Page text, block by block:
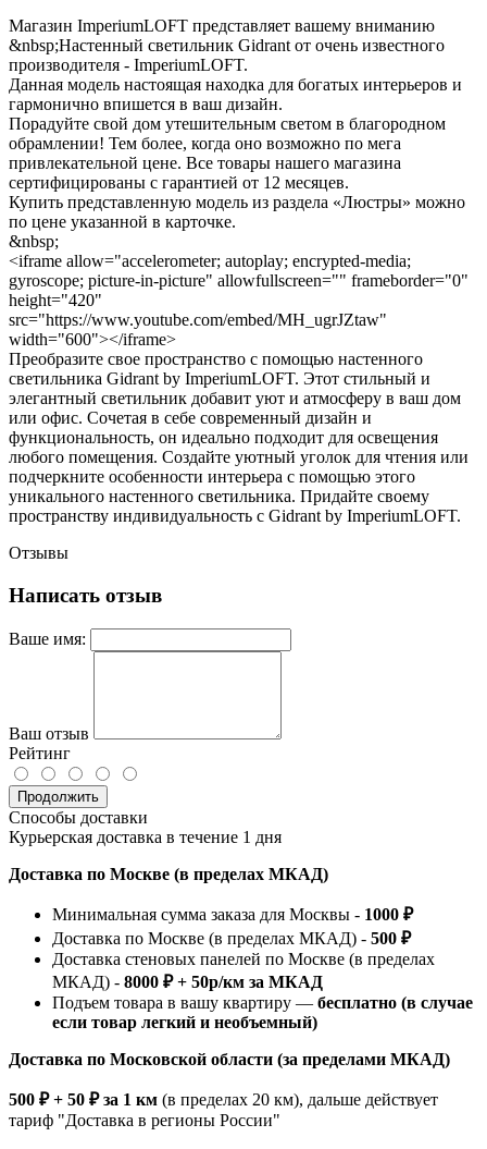
Магазин ImperiumLOFT представляет вашему вниманию
&nbsp;Настенный светильник Gidrant от очень известного
производителя - ImperiumLOFT.
Данная модель настоящая находка для богатых интерьеров и
гармонично впишется в ваш дизайн.
Порадуйте свой дом утешительным светом в благородном
обрамлении! Тем более, когда оно возможно по мега
привлекательной цене. Все товары нашего магазина
сертифицированы с гарантией от 12 месяцев.
Купить представленную модель из раздела «Люстры» можно
по цене указанной в карточке.
&nbsp;
<iframe allow="accelerometer; autoplay; encrypted-media;
gyroscope; picture-in-picture" allowfullscreen="" frameborder="0"
height="420"
src="https://www.youtube.com/embed/MH_ugrJZtaw"
width="600"></iframe>
Преобразите свое пространство с помощью настенного
светильника Gidrant by ImperiumLOFT. Этот стильный и
элегантный светильник добавит уют и атмосферу в ваш дом
или офис. Сочетая в себе современный дизайн и
функциональность, он идеально подходит для освещения
любого помещения. Создайте уютный уголок для чтения или
подчеркните особенности интерьера с помощью этого
уникального настенного светильника. Придайте своему
пространству индивидуальность с Gidrant by ImperiumLOFT.
Отзывы
Написать отзыв
Ваше имя:
Ваш отзыв
Рейтинг
Продолжить
Способы доставки
Курьерская доставка в течение 1 дня
Доставка по Москве (в пределах МКАД)
Минимальная сумма заказа для Москвы - 1000 ₽
Доставка по Москве (в пределах МКАД) - 500 ₽
Доставка стеновых панелей по Москве (в пределах
МКАД) - 8000 ₽ + 50р/км за МКАД
Подъем товара в вашу квартиру — бесплатно (в случае
если товар легкий и необъемный)
Доставка по Московской области (за пределами МКАД)
500 ₽ + 50 ₽ за 1 км (в пределах 20 км), дальше действует
тариф "Доставка в регионы России"